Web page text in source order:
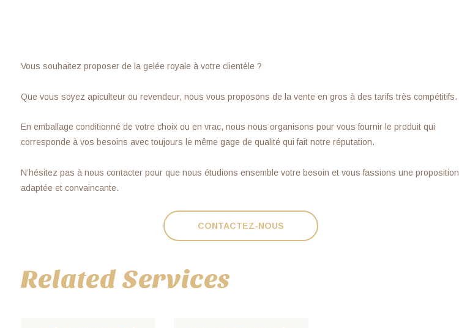
Vous souhaitez proposer de la gelée royale à votre clientèle ?
Que vous soyez apiculteur ou revendeur, nous vous proposons de la vente en gros à des tarifs très compétitifs.
En emballage conditionné de votre choix ou en vrac, nous nous organisons pour vous fournir le produit qui
corresponde à vos besoins avec toujours le même gage de qualité qui fait notre réputation.
N’hésitez pas à nous contacter pour que nous étudions ensemble votre besoin et vous fassions une proposition
adaptée et convaincante.
CONTACTEZ-NOUS
Related Services